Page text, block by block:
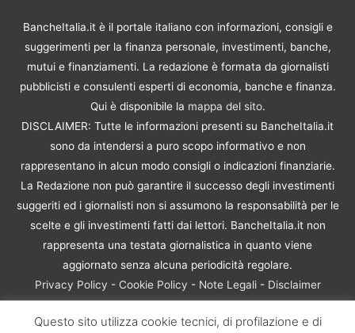
BancheItalia.it è il portale italiano con informazioni, consigli e
suggerimenti per la finanza personale, investimenti, banche,
mutui e finanziamenti. La redazione è formata da giornalisti
pubblicisti e consulenti esperti di economia, banche e finanza.
Qui è disponibile la mappa del sito.
DISCLAIMER: Tutte le informazioni presenti su BancheItalia.it
sono da intendersi a puro scopo informativo e non
rappresentano in alcun modo consigli o indicazioni finanziarie.
La Redazione non può garantire il successo degli investimenti
suggeriti ed i giornalisti non si assumono la responsabilità per le
scelte e gli investimenti fatti dai lettori. BancheItalia.it non
rappresenta una testata giornalistica in quanto viene
aggiornato senza alcuna periodicità regolare.
Privacy Policy - Cookie Policy - Note Legali- Disclaimer
Rischio Investimenti
BancheItalia.it Copyright © 2021. Tutti i diritti sono riservati. |
Questo sito utilizza cookie tecnici, di profilazione e di